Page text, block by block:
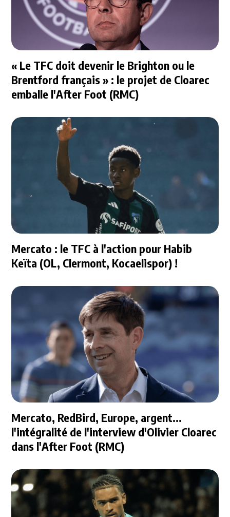
« Le TFC doit devenir le Brighton ou le
Brentford français » : le projet de Cloarec
emballe l'After Foot (RMC)
Mercato : le TFC à l'action pour Habib
Keïta (OL, Clermont, Kocaelispor) !
Mercato, RedBird, Europe, argent...
l'intégralité de l'interview d'Olivier Cloarec
dans l'After Foot (RMC)